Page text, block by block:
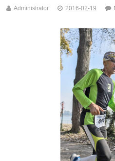
Administrator 2016-02-19